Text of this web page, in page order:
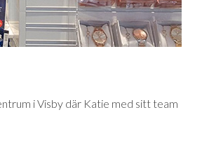
i Visby där Katie med sitt team